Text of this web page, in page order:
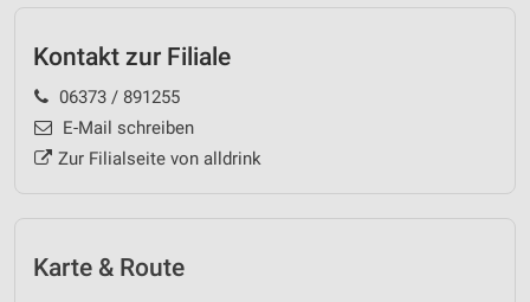
Kontakt zur Filiale
06373 / 891255
E-Mail schreiben
Zur Filialseite von alldrink
Karte & Route